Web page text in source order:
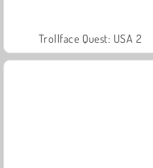
Trollface Quest: USA 2